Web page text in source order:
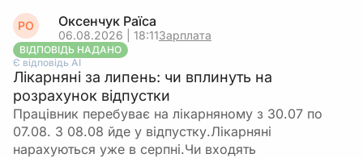
РО Оксенчук Раїса
06.08.2026 | 18:11Зарплата
ВІДПОВІДЬ НАДАНО
Є відповідь АІ
Лікарняні за липень: чи вплинуть на
розрахунок відпустки
Працівник перебуває на лікарняному з 30.07 по
07.08. З 08.08 йде у відпустку.Лікарняні
нарахуються уже в серпні.Чи входять